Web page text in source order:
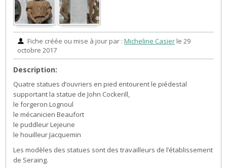
Fiche créée ou mise à jour par : Micheline Casier le 29
octobre 2017
Description:
Quatre statues d’ouvriers en pied entourent le piédestal
supportant la statue de John Cockerill,
le forgeron Lognoul
le mécanicien Beaufort
le puddleur Lejeune
le houilleur Jacquemin
Les modèles des statues sont des travailleurs de l’établissement
de Seraing.